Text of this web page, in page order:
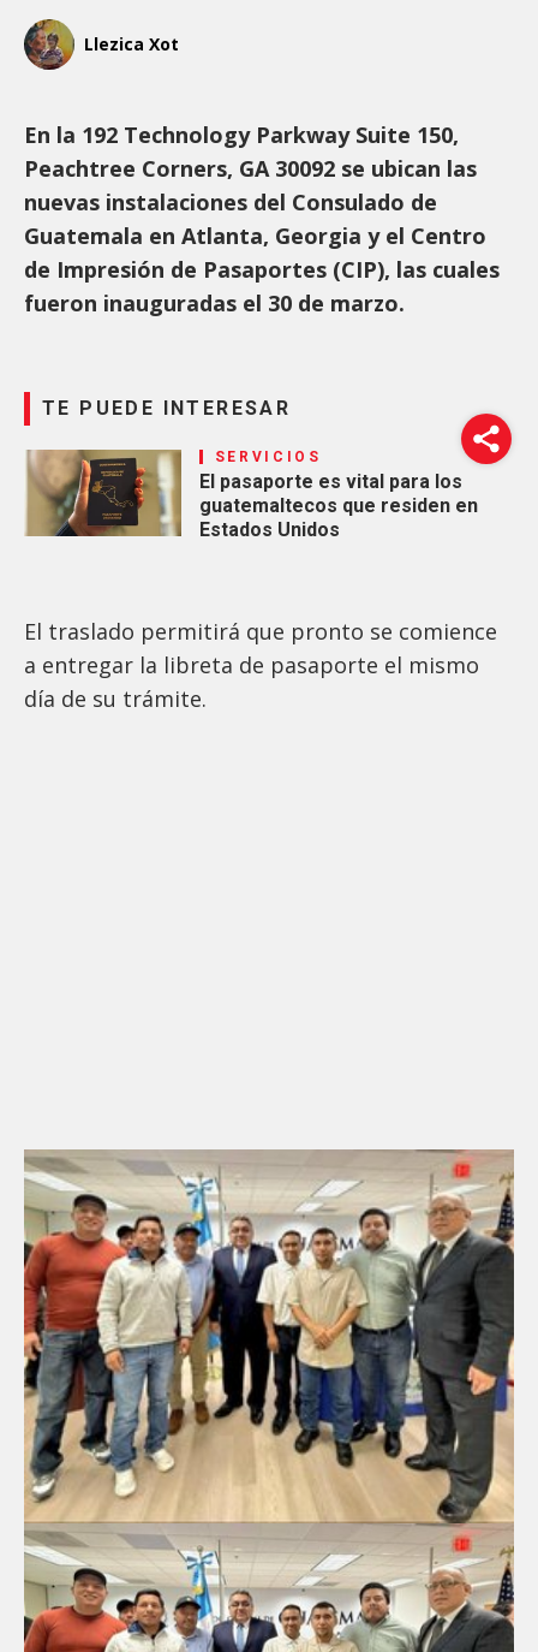
Llezica Xot
En la 192 Technology Parkway Suite 150,
Peachtree Corners, GA 30092 se ubican las
nuevas instalaciones del Consulado de
Guatemala en Atlanta, Georgia y el Centro
de Impresión de Pasaportes (CIP), las cuales
fueron inauguradas el 30 de marzo.
TE PUEDE INTERESAR
SERVICIOS
El pasaporte es vital para los
guatemaltecos que residen en
Estados Unidos
El traslado permitirá que pronto se comience
a entregar la libreta de pasaporte el mismo
día de su trámite.